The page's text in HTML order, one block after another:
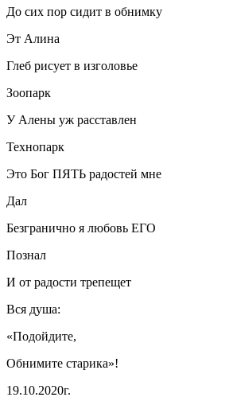
До сих пор сидит в обнимку
Эт Алина
Глеб рисует в изголовье
Зоопарк
У Алены уж расставлен
Технопарк
Это Бог ПЯТЬ радостей мне
Дал
Безгранично я любовь ЕГО
Познал
И от радости трепещет
Вся душа:
«Подойдите,
Обнимите старика»!
19.10.2020г.